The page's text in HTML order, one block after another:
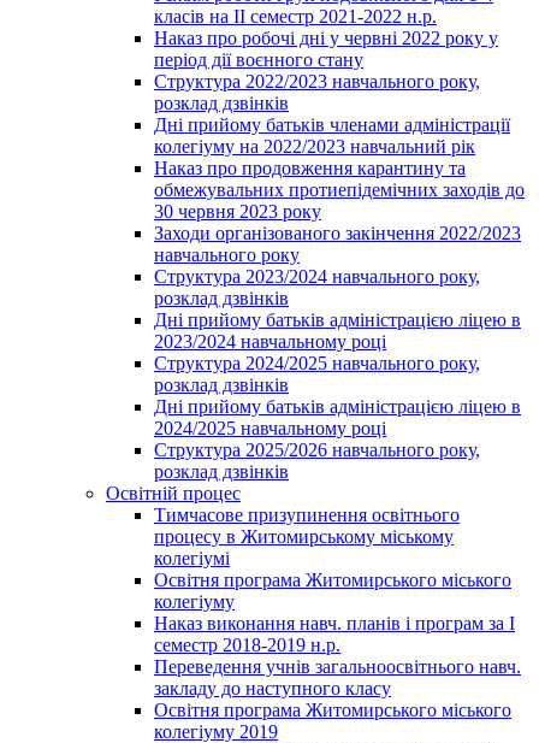
класів на ІІ семестр 2021-2022 н.р.
Наказ про робочі дні у червні 2022 року у
період дії воєнного стану
Структура 2022/2023 навчального року,
розклад дзвінків
Дні прийому батьків членами адміністрації
колегіуму на 2022/2023 навчальний рік
Наказ про продовження карантину та
обмежувальних протиепідемічних заходів до
30 червня 2023 року
Заходи організованого закінчення 2022/2023
навчального року
Структура 2023/2024 навчального року,
розклад дзвінків
Дні прийому батьків адміністрацією ліцею в
2023/2024 навчальному році
Структура 2024/2025 навчального року,
розклад дзвінків
Дні прийому батьків адміністрацією ліцею в
2024/2025 навчальному році
Структура 2025/2026 навчального року,
розклад дзвінків
Освітній процес
Тимчасове призупинення освітнього
процесу в Житомирському міському
колегіумі
Освітня програма Житомирського міського
колегіуму
Наказ виконання навч. планів і програм за І
семестр 2018-2019 н.р.
Переведення учнів загальноосвітнього навч.
закладу до наступного класу
Освітня програма Житомирського міського
колегіуму 2019